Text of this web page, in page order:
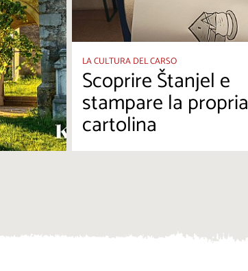
LA CULTURA DEL CARSO
Scoprire Štanjel e
stampare la propria
cartolina